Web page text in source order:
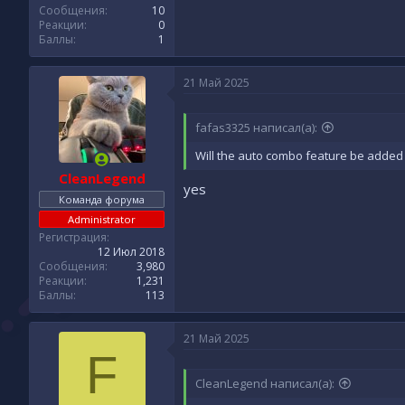
Сообщения
10
Реакции
0
Баллы
1
CleanLegend
Команда форума
Administrator
Регистрация
12 Июл 2018
Сообщения
3,980
Реакции
1,231
Баллы
113
21 Май 2025
fafas3325 написал(а):
Will the auto combo feature be
yes
F
21 Май 2025
CleanLegend написал(а):